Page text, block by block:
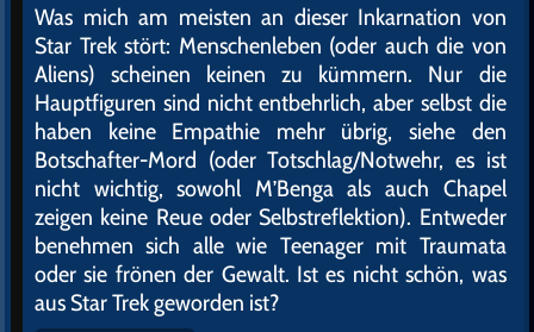
Was mich am meisten an dieser Inkarnation von
Star Trek stört: Menschenleben (oder auch die von
Aliens) scheinen keinen zu kümmern. Nur die
Hauptfiguren sind nicht entbehrlich, aber selbst die
haben keine Empathie mehr übrig, siehe den
Botschafter-Mord (oder Totschlag/Notwehr, es ist
nicht wichtig, sowohl M’Benga als auch Chapel
zeigen keine Reue oder Selbstreflektion). Entweder
benehmen sich alle wie Teenager mit Traumata
oder sie frönen der Gewalt. Ist es nicht schön, was
aus Star Trek geworden ist?